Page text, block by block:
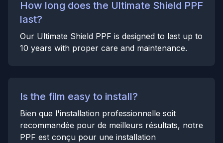
How long does the Ultimate Shield PPF
last?
Our Ultimate Shield PPF is designed to last up to
10 years with proper care and maintenance.
Is the film easy to install?
Bien que l'installation professionnelle soit
recommandée pour de meilleurs résultats, notre
PPF est conçu pour une installation